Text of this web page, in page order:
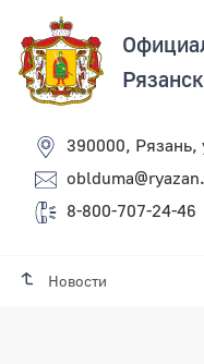
390000,
8-800-707-24-46
Новости